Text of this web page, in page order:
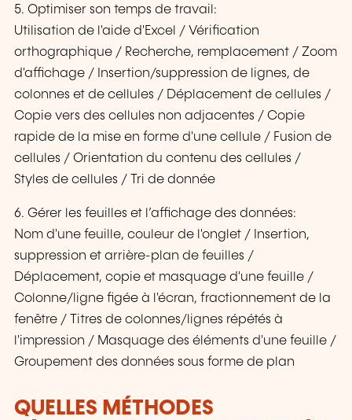
5. Optimiser son temps de travail:
Utilisation de l'aide d'Excel / Vérification
orthographique / Recherche, remplacement / Zoom
d'affichage / Insertion/suppression de lignes, de
colonnes et de cellules / Déplacement de cellules /
Copie vers des cellules non adjacentes / Copie
rapide de la mise en forme d'une cellule / Fusion de
cellules / Orientation du contenu des cellules /
Styles de cellules / Tri de donnée
6. Gérer les feuilles et l’affichage des données:
Nom d'une feuille, couleur de l'onglet / Insertion,
suppression et arrière-plan de feuilles /
Déplacement, copie et masquage d'une feuille /
Colonne/ligne figée à l'écran, fractionnement de la
fenêtre / Titres de colonnes/lignes répétés à
l'impression / Masquage des éléments d'une feuille /
Groupement des données sous forme de plan
QUELLES MÉTHODES